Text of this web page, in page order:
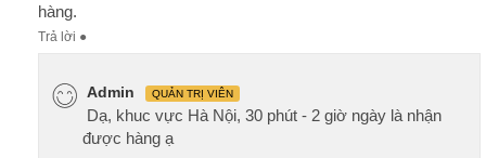
hàng.
Trả lời ●
Admin QUẢN TRỊ VIÊN
Dạ, khuc vực Hà Nội, 30 phút - 2 giờ ngày là nhận
được hàng ạ